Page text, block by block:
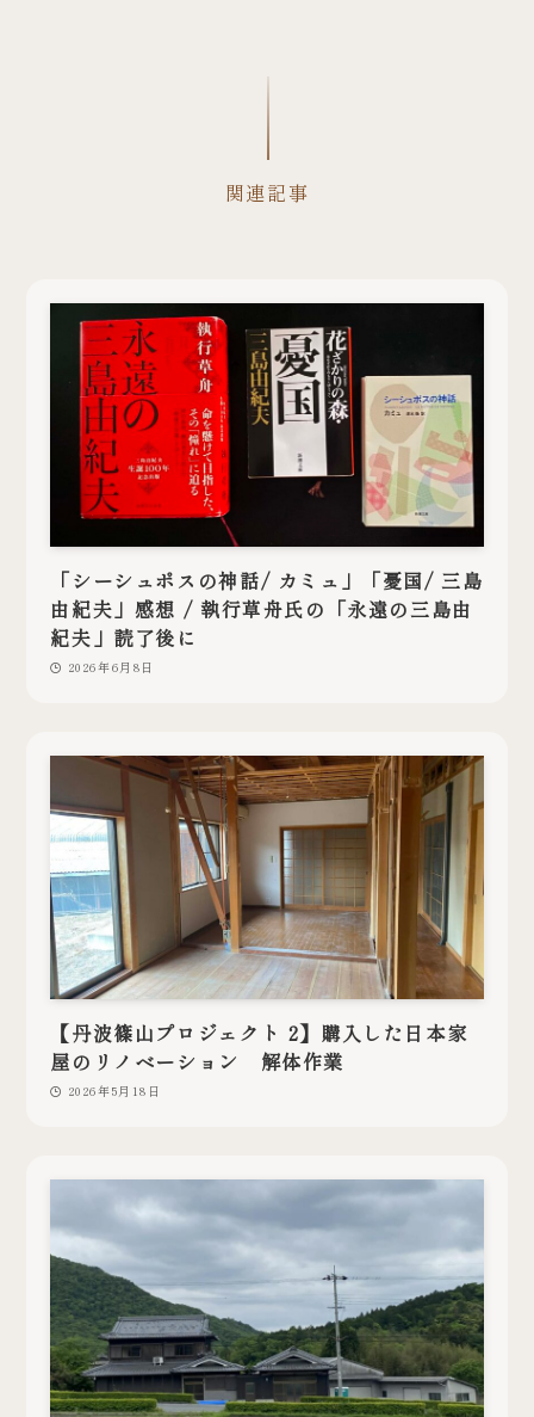
関連記事
「シーシュポスの神話/ カミュ」「憂国/ 三島
由紀夫」感想 / 執行草舟氏の「永遠の三島由
紀夫」読了後に
2026年6月8日
【丹波篠山プロジェクト 2】購入した日本家
屋のリノベーション 解体作業
2026年5月18日